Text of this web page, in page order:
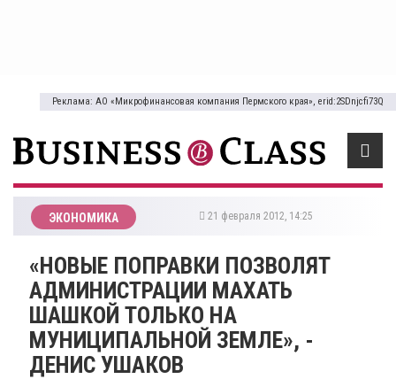
Реклама: АО «Микрофинансовая компания Пермского края», erid:2SDnjcfi73Q
ЭКОНОМИКА 21 февраля 2012, 14:25
«НОВЫЕ ПОПРАВКИ ПОЗВОЛЯТ
АДМИНИСТРАЦИИ МАХАТЬ
ШАШКОЙ ТОЛЬКО НА
МУНИЦИПАЛЬНОЙ ЗЕМЛЕ», -
ДЕНИС УШАКОВ